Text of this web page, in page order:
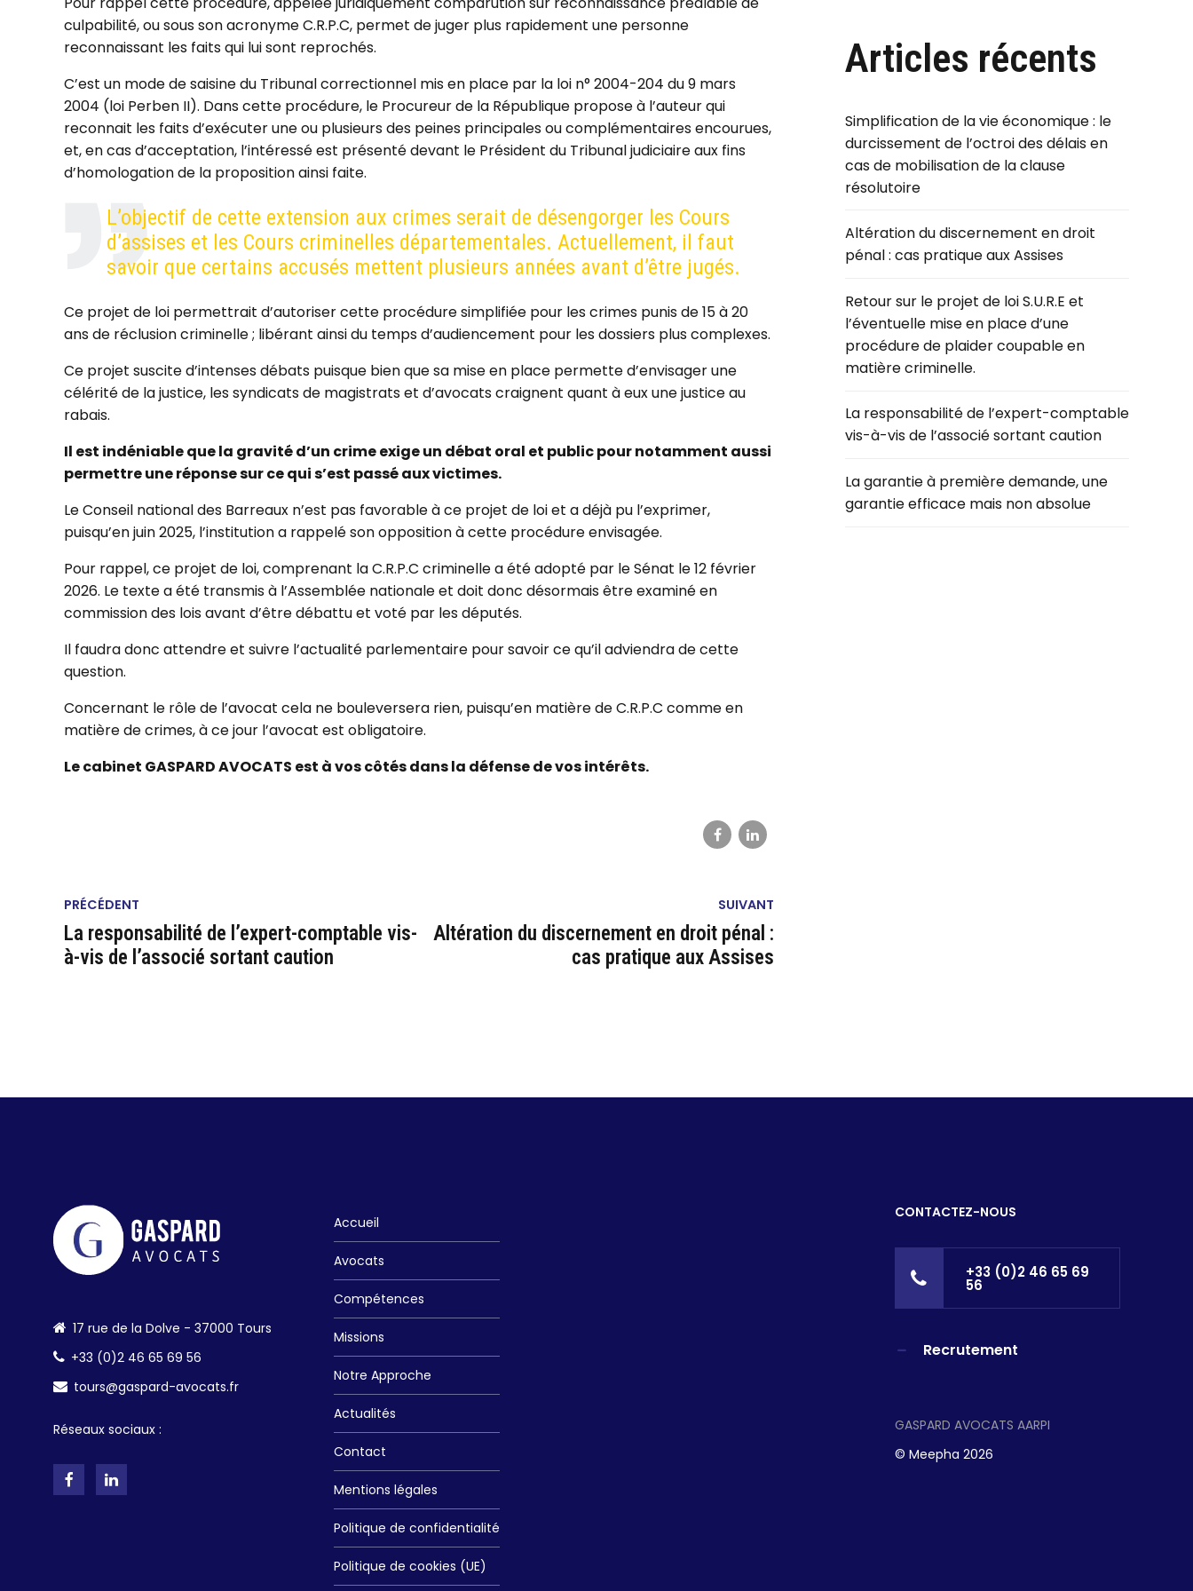
culpabilité, ou sous son acronyme C.R.P.C, permet de juger plus rapidement une personne
reconnaissant les faits qui lui sont reprochés.
C’est un mode de saisine du Tribunal correctionnel mis en place par la loi n° 2004-204 du 9 mars
2004 (loi Perben II). Dans cette procédure, le Procureur de la République propose à l’auteur qui
reconnait les faits d’exécuter une ou plusieurs des peines principales ou complémentaires encourues,
et, en cas d’acceptation, l’intéressé est présenté devant le Président du Tribunal judiciaire aux fins
d’homologation de la proposition ainsi faite.
L’objectif de cette extension aux crimes serait de désengorger les Cours
d’assises et les Cours criminelles départementales. Actuellement, il faut
savoir que certains accusés mettent plusieurs années avant d’être jugés.
Ce projet de loi permettrait d’autoriser cette procédure simplifiée pour les crimes punis de 15 à 20
ans de réclusion criminelle ; libérant ainsidu temps d’audiencement pour les dossiers plus complexes.
Ce projet suscite d’intenses débats puisque bien que sa mise en place permette d’envisager une
célérité de la justice, les syndicats de magistrats et d’avocats craignent quant à eux une justice au
rabais.
Il est indéniable que la gravité d’un crime exige un débat oral et public pour notamment aussi
permettre une réponse sur ce qui s’est passé aux victimes.
Le Conseil national des Barreaux n’est pas favorable à ce projet de loi et a déjà pu l’exprimer,
puisqu’en juin 2025, l’institution a rappelé son opposition à cette procédure envisagée.
Pour rappel, ce projet de loi, comprenant la C.R.P.C criminelle a été adopté par le Sénat le 12 février
2026. Le texte a été transmis à l’Assemblée nationale et doit donc désormais être examiné en
commission des lois avant d’être débattu et voté par les députés.
Il faudra donc attendre et suivre l’actualité parlementaire pour savoir ce qu’il adviendra de cette
question.
Concernant le rôle de l’avocat cela ne bouleversera rien, puisqu’en matière de C.R.P.C comme en
matière de crimes, à ce jour l’avocat est obligatoire.
Le cabinet GASPARD AVOCATS est à vos côtés dans la défense de vos intérêts.
PRÉCÉDENT
La responsabilité de l’expert-comptable vis-
à-vis de l’associé sortant caution
SUIVANT
Altération du discernement en droit pénal :
cas pratique aux Assises
Articles récents
Simplification de la vie économique : le
durcissement de l’octroi des délais en
cas de mobilisation de la clause
résolutoire
Altération du discernement en droit
pénal : cas pratique aux Assises
Retour sur le projet de loi S.U.R.E et
l’éventuelle mise en place d’une
procédure de plaider coupable en
matière criminelle.
La responsabilité de l’expert-comptable
vis-à-vis de l’associé sortant caution
La garantie à première demande, une
garantie efficace mais non absolue
17 rue de la Dolve - 37000 Tours
+33 (0)2 46 65 69 56
tours@gaspard-avocats.fr
Réseaux sociaux :
Accueil
Avocats
Compétences
Missions
Notre Approche
Actualités
Contact
Mentions légales
Politique de confidentialité
Politique de cookies (UE)
CONTACTEZ-NOUS
+33 (0)2 46 65 69
56
Recrutement
GASPARD AVOCATS AARPI
© Meepha 2026